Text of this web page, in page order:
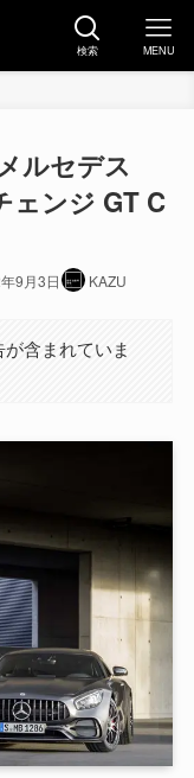
検索 MENU
ルセデス
ェンジ GT C
9月3日 KAZU
含まれていま